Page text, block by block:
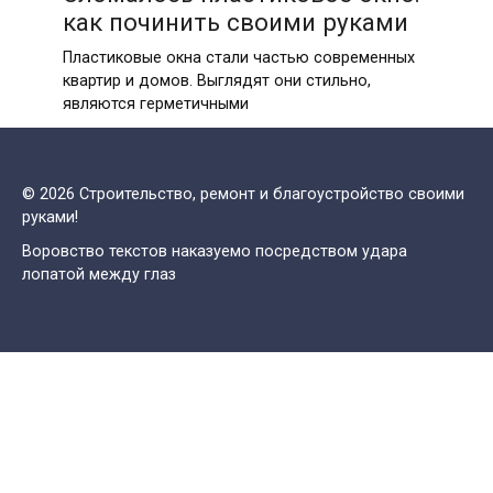
как починить своими руками
Пластиковые окна стали частью современных
квартир и домов. Выглядят они стильно,
являются герметичными
© 2026 Строительство, ремонт и благоустройство своими
руками!
Воровство текстов наказуемо посредством удара
лопатой между глаз